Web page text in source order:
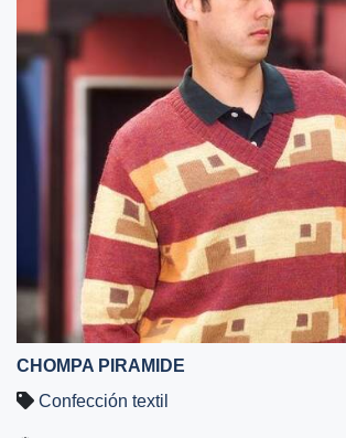
CHOMPA PIRAMIDE
Confección textil